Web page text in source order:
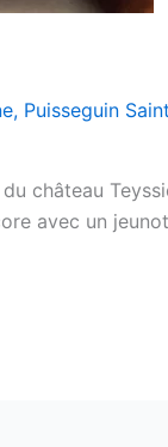
, Puisseguin
château
avec un